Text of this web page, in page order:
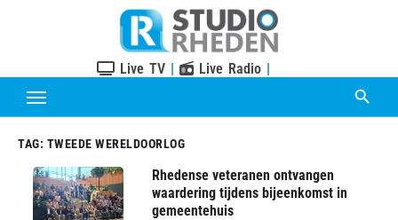
Live TV | Live Radio |
TAG: TWEEDE WERELDOORLOG
Rhedense veteranen ontvangen
waardering tijdens bijeenkomst in
gemeentehuis